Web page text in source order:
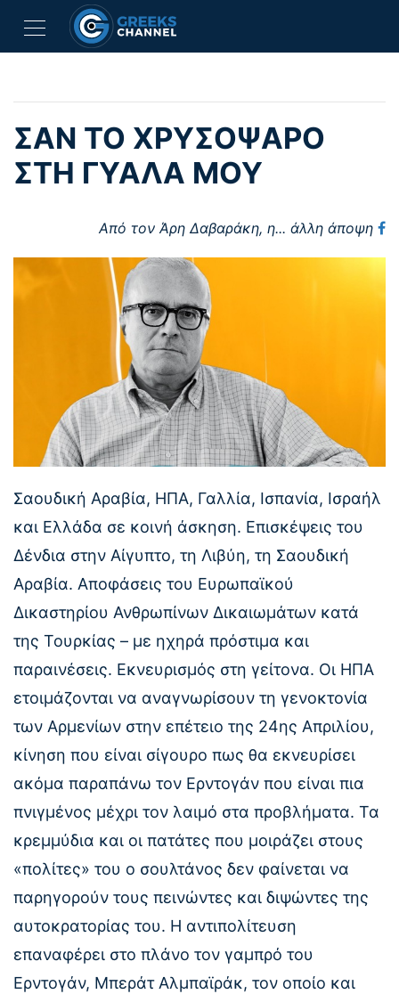
ΣΑΝ ΤΟ ΧΡΥΣΟΨΑΡΟ
ΣΤΗ ΓΥΑΛΑ ΜΟΥ
Από τον Άρη Δαβαράκη, η... άλλη άποψη
Σαουδική Αραβία, ΗΠΑ, Γαλλία, Ισπανία, Ισραήλ
και Ελλάδα σε κοινή άσκηση. Επισκέψεις του
Δένδια στην Αίγυπτο, τη Λιβύη, τη Σαουδική
Αραβία. Αποφάσεις του Ευρωπαϊκού
Δικαστηρίου Ανθρωπίνων Δικαιωμάτων κατά
της Τουρκίας – με ηχηρά πρόστιμα και
παραινέσεις. Εκνευρισμός στη γείτονα. Οι ΗΠΑ
ετοιμάζονται να αναγνωρίσουν τη γενοκτονία
των Αρμενίων στην επέτειο της 24ης Απριλίου,
κίνηση που είναι σίγουρο πως θα εκνευρίσει
ακόμα παραπάνω τον Ερντογάν που είναι πια
πνιγμένος μέχρι τον λαιμό στα προβλήματα. Τα
κρεμμύδια και οι πατάτες που μοιράζει στους
«πολίτες» του ο σουλτάνος δεν φαίνεται να
παρηγορούν τους πεινώντες και διψώντες της
αυτοκρατορίας του. Η αντιπολίτευση
επαναφέρει στο πλάνο τον γαμπρό του
Ερντογάν, Μπεράτ Αλμπαϊράκ, τον οποίο και